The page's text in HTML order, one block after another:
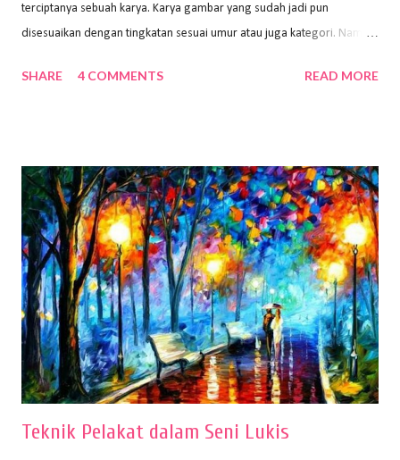
terciptanya sebuah karya. Karya gambar yang sudah jadi pun
disesuaikan dengan tingkatan sesuai umur atau juga kategori. Namun,
sehingga hasilnya bisa dilihat. Peran alat dan bahan sangat
memiliki spesifikasi berbeda sesuai jenisnya. Berikut peralatan
menggambar bentuk: 1. Kertas Gambar Kegiatan menggambar
membutuhkan kertas yang baik agar proses pembuatan gambar lebih
nyaman dan maksimal. Bahan kertas yang baik salah satu syaratnya
adalah tidak mudah sobek, mengingat menggambar merupakan
proses menggores dan menghapus. Kertas adalah bahan yang paling
ideal digunakan untuk menggambar. Dalam menggambar
menggunakan pen...
SHARE 4 COMMENTS READ MORE
Teknik Pelakat dalam Seni Lukis